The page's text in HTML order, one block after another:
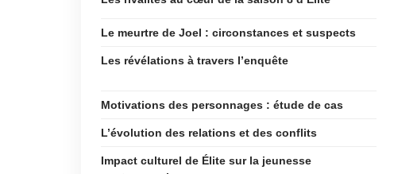
Le meurtre de Joel : circonstances et suspects
Les révélations à travers l’enquête
Motivations des personnages : étude de cas
L’évolution des relations et des conflits
Impact culturel de Élite sur la jeunesse